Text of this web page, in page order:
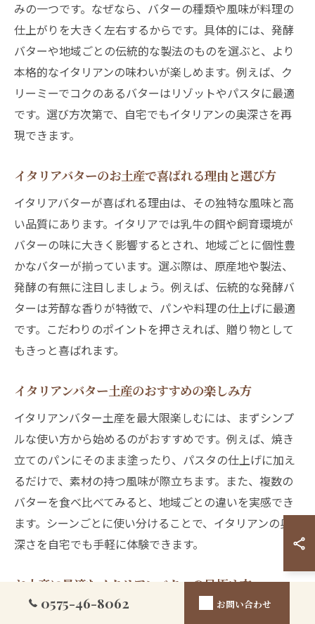
みの一つです。なぜなら、バターの種類や風味が料理の
仕上がりを大きく左右するからです。具体的には、発酵
バターや地域ごとの伝統的な製法のものを選ぶと、より
本格的なイタリアンの味わいが楽しめます。例えば、ク
リーミーでコクのあるバターはリゾットやパスタに最適
です。選び方次第で、自宅でもイタリアンの奥深さを再
現できます。
イタリアバターのお土産で喜ばれる理由と選び方
イタリアバターが喜ばれる理由は、その独特な風味と高
い品質にあります。イタリアでは乳牛の餌や飼育環境が
バターの味に大きく影響するとされ、地域ごとに個性豊
かなバターが揃っています。選ぶ際は、原産地や製法、
発酵の有無に注目しましょう。例えば、伝統的な発酵バ
ターは芳醇な香りが特徴で、パンや料理の仕上げに最適
です。こだわりのポイントを押さえれば、贈り物として
もきっと喜ばれます。
イタリアンバター土産のおすすめの楽しみ方
イタリアンバター土産を最大限楽しむには、まずシンプ
ルな使い方から始めるのがおすすめです。例えば、焼き
立てのパンにそのまま塗ったり、パスタの仕上げに加え
るだけで、素材の持つ風味が際立ちます。また、複数の
バターを食べ比べてみると、地域ごとの違いを実感でき
ます。シーンごとに使い分けることで、イタリアンの奥
深さを自宅でも手軽に体験できます。
お土産に最適なイタリアンバターの見極め方
お土産用イタリアンバターを選ぶ際は、鮮度と製法に注
0575-46-8062 お問い合わせ